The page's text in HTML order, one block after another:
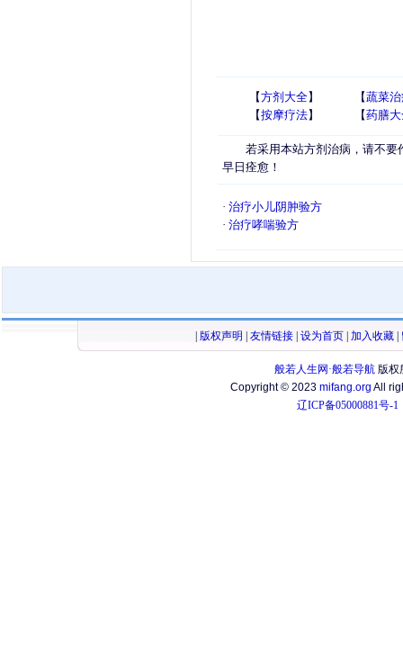
【方剂大全】 【蔬菜治
【按摩疗法】 【药膳大
若采用本站方剂治病，请不要
早日痊愈！
· 治疗小儿阴肿验方
· 治疗哮喘验方
版权声明 友情链接 设为首页 加入收藏
般若人生网·般若导航版权
Copyright © 2023 mifang.org All
辽ICP备05000881号-1